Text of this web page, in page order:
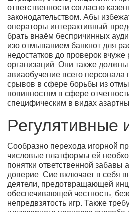
ответственности согласно
законодательством. Абы
операторы интерактивный-
брать внаём беспричинных
изо отмыванием банкнот для
недостатков до проверок
организаций. Они также
авиаобучение всего персонала
срывов в сфере борьбы из
повинностям в сфере
специфическим в видах
Регулятивные
Сообразно перехода игорной
числовые платформы ей
понятки ответственной забавы
доверие. Сие включает в себя
деятели, предотвращающей
обеспечивающей честность,
непредвзятость игр. Также